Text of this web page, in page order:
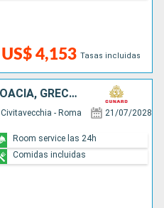
US$ 4,153 Tasas incluidas
MALTA, MONTENEGRO, CROACIA, GRECIA, ESPAÑA, FRANCIA, ITALIA
Civitavecchia - Roma 21/07/2028
Room service las 24h
Comidas incluidas